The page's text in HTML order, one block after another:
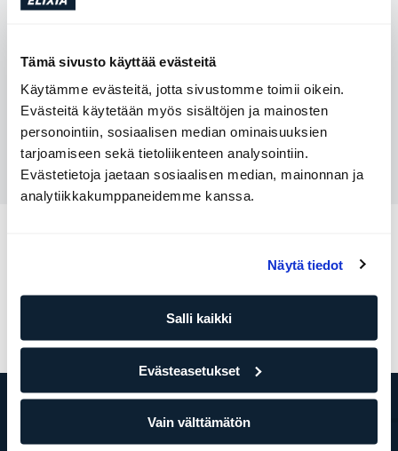
Tämä sivusto käyttää evästeitä
Käytämme evästeitä, jotta sivustomme toimii oikein.
Evästeitä käytetään myös sisältöjen ja mainosten
personointiin, sosiaalisen median ominaisuuksien
tarjoamiseen sekä tietoliikenteen analysointiin.
Evästetietoja jaetaan sosiaalisen median, mainonnan ja
analytiikkakumppaneidemme kanssa.
Näytä tiedot
Salli kaikki
Evästeasetukset
Vain välttämätön
Lähetä meille viesti
Soita meille
Profiilini Jäsenyys Maksut Harjoittelu